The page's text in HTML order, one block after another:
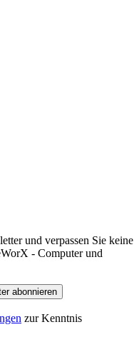
und verpassen Sie keine
- Computer und
abonnieren
zur Kenntnis